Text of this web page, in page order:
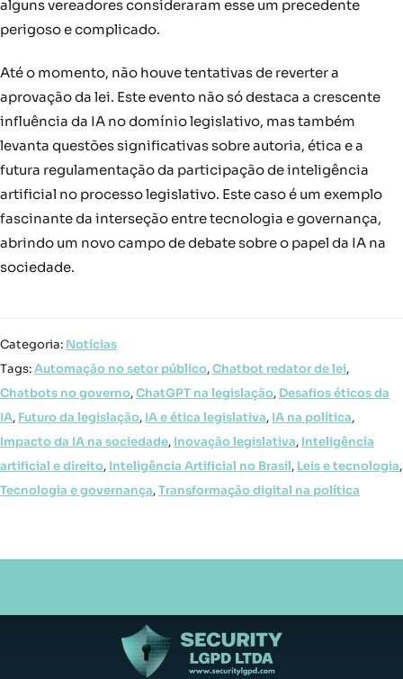
alguns vereadores consideraram esse um precedente
perigoso e complicado.
Até o momento, não houve tentativas de reverter a
aprovação da lei. Este evento não só destaca a crescente
influência da IA no domínio legislativo, mas também
levanta questões significativas sobre autoria, ética e a
futura regulamentação da participação de inteligência
artificial no processo legislativo. Este caso é um exemplo
fascinante da interseção entre tecnologia e governança,
abrindo um novo campo de debate sobre o papel da IA na
sociedade.
Categoria: Notícias
Tags:Automação no setor público,Chatbot redator de lei,
Chatbots no governo,ChatGPT na legislação, Desafios éticos da
IA, Futuro da legislação, IA e ética legislativa, IA na política,
Impacto da IA na sociedade, Inovação legislativa, Inteligência
artificial e direito, Inteligência Artificial no Brasil, Leis e tecnologia,
Tecnologia e governança,Transformação digital na política